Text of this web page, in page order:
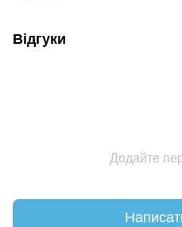
Відгуки
Додайте